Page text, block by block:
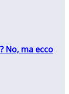
No, ma ecco